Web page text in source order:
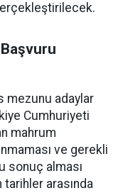
mezunu adaylar
Cumhuriyeti
mahrum
ve gerekli
sonuç alması
arasında